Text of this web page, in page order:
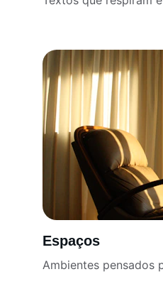
Espaços
Ambientes pensados